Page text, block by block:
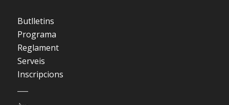
Butlletins
Programa
Reglament
Serveis
Inscripcions